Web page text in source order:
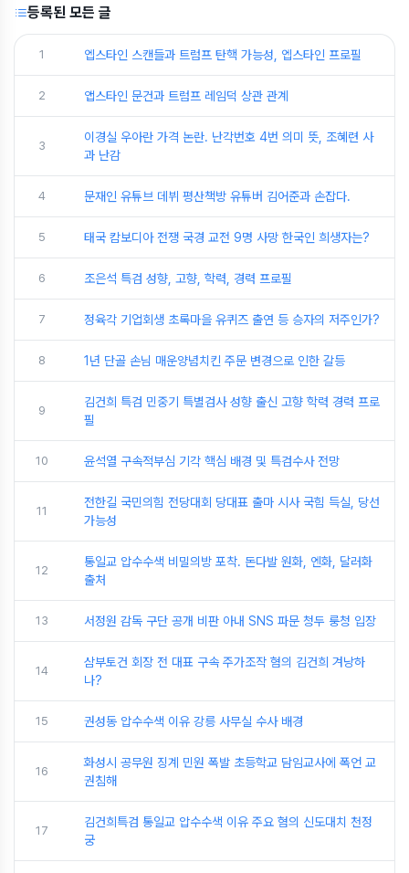
등록된 모든 글
1 엡스타인 스캔들과 트럼프 탄핵 가능성, 엡스타인 프로필
2 앱스타인 문건과 트럼프 레임덕 상관 관계
3
이경실 우아란 가격 논란. 난각번호 4번 의미 뜻, 조혜련 사
과 난감
4 문재인 유튜브 데뷔 평산책방 유튜버 김어준과 손잡다.
5 태국 캄보디아 전쟁 국경 교전 9명 사망 한국인 희생자는?
6 조은석 특검 성향, 고향, 학력, 경력 프로필
7 정육각 기업회생 초록마을 유퀴즈 출연 등 승자의 저주인가?
8 1년 단골 손님 매운양념치킨 주문 변경으로 인한 갈등
9
김건희 특검 민중기 특별검사 성향 출신 고향 학력 경력 프로
필
10 윤석열 구속적부심 기각 핵심 배경 및 특검수사 전망
11
전한길 국민의힘 전당대회 당대표 출마 시사 국힘 득실, 당선
가능성
12
통일교 압수수색 비밀의방 포착. 돈다발 원화, 엔화, 달러화
출처
13 서정원 감독 구단 공개 비판 아내 SNS 파문 청두 룽청 입장
14
삼부토건 회장 전 대표 구속 주가조작 혐의 김건희 겨낭하
나?
15 권성동 압수수색 이유 강릉 사무실 수사 배경
16
화성시 공무원 징계 민원 폭발 초등학교 담임교사에 폭언 교
권침해
17
김건희특검 통일교 압수수색 이유 주요 혐의 신도대치 천정
궁